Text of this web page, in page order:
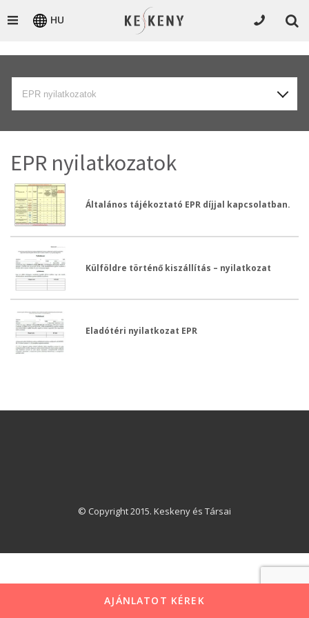
HU
EPR nyilatkozatok
EPR nyilatkozatok
Általános tájékoztató EPR díjjal kapcsolatban.
Külföldre történő kiszállítás – nyilatkozat
Eladótéri nyilatkozat EPR
© Copyright 2015. Keskeny és Társai
AJÁNLATOT KÉREK